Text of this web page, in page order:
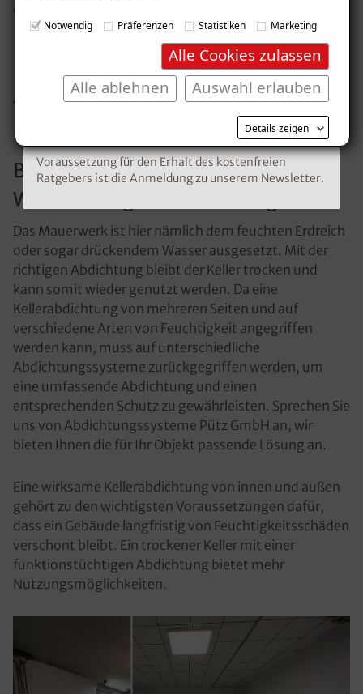
Notwendig Präferenzen Statistiken Marketing
Alle Cookies zulassen
Auswahl erlauben
Alle ablehnen
Details zeigen
Gebäudes.
Abdichtung von
Besonders im Keller brauchen
Wände eine gute Abdichtung
Das Mauerwerk ist hier nämlich dem feuchten Erdreich
oder sogar drückendem Wasser ausgesetzt. Mit der
richtigen Abdichtung bleibt der Keller trocken und
kann somit wieder genutzt werden. Da eine
Kellerabdichtung von mehreren Seiten und auf
verschiedene Arten von Feuchtigkeit angegriffen
werden kann, muss auf unterschiedliche
Abdichtungssysteme zurückgegriffen werden, um
eine umfassende Abdichtung und einen
entsprechenden Schutz zu gewährleisten. Sprechen Sie
uns von Abdichtungssysteme Pütz GmbH an, wir
bieten Ihnen die für Ihr Objekt passende Lösung an.
Eine wirksame Kellerabdichtung von innen und außen
gehört zu den wichtigsten Voraussetzungen dafür,
dass ein Gebäude langfristig von Feuchtigkeitsschäden
verschont bleibt. Ein trockener Keller mit einer
funktionstüchtigen Abdichtung bietet mehr
Nutzungsmöglichkeiten.
Kostenlosen Ratgeber anfordern
Voraussetzung für den Erhalt des kostenfreien
Ratgebers ist die Anmeldung zu unserem Newsletter.